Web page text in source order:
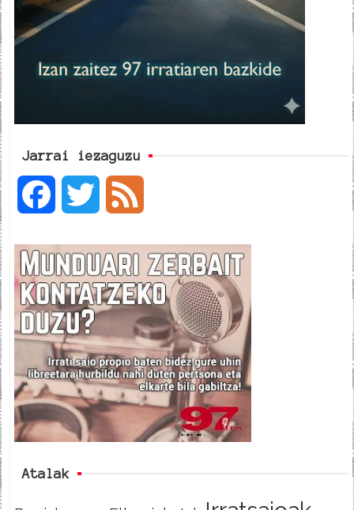
Jarrai iezaguzu
c
e
b
o
o
i
t
t
e
e
d
Atalak